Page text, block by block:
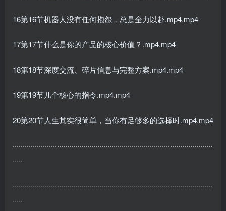
16第16节机器人没有任何抱怨，总是全力以赴.mp4.mp4
17第17节什么是你的产品的核心价值？.mp4.mp4
18第18节深度交流、碎片信息与完整方案.mp4.mp4
19第19节几个核心的指令.mp4.mp4
20第20节人生其实很简单，当你有足够多的选择时.mp4.mp4
···································································································
·····
···································································································
·····